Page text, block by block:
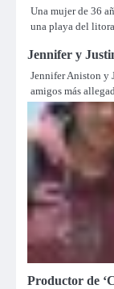
Una mujer de 36
una playa del
Jennifer y
Jennifer Aniston y
amigos más
Productor de